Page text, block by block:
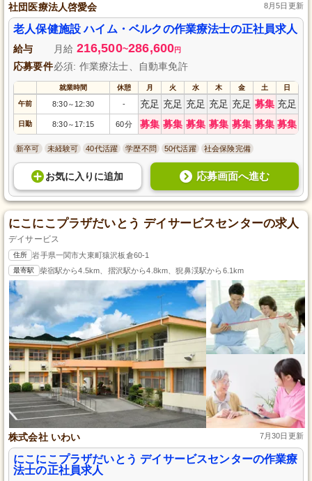
社団医療法人啓愛会 8月5日更新
老人保健施設 ハイム・ベルクの作業療法士の正社員求人
給与 月給 216,500~286,600円
応募要件必須: 作業療法士、自動車免許
就業時間 休憩 月 火 水 木 金 土 日
午前 8:30～ 12:30 - 充足 充足 充足 充足 充足 募集 充足
日勤 8:30～ 17:15 60分 募集 募集 募集 募集 募集 募集 募集
新卒可 未経験可 40代活躍 学歴不問 50代活躍 社会保険完備
お気に入り に追加 応募画面へ進む
にこにこプラザだいとう デイサービスセンターの求人
デイサービス
住所 岩手県一関市大東町猿沢板倉60-1
最寄駅 柴宿駅から4.5km、摺沢駅から4.8km、猊鼻渓駅から6.1km
株式会社 いわい 7月30日更新
にこにこプラザだいとう デイサービスセンターの作業療
法士の正社員求人